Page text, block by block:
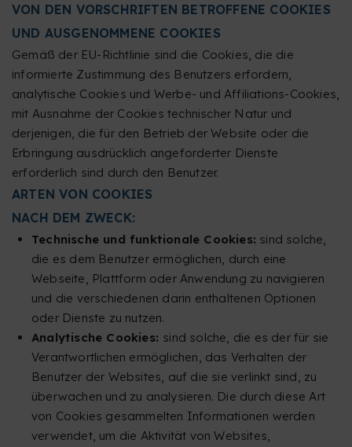
VON DEN VORSCHRIFTEN BETROFFENE COOKIES
UND AUSGENOMMENE COOKIES
Gemäß der EU-Richtlinie sind die Cookies, die die
informierte Zustimmung des Benutzers erfordern,
analytische Cookies und Werbe- und Affiliations-Cookies,
mit Ausnahme der Cookies technischer Natur und
derjenigen, die für den Betrieb der Website oder die
Erbringung ausdrücklich angeforderter Dienste
erforderlich sind durch den Benutzer.
ARTEN VON COOKIES
NACH DEM ZWECK:
Technische und funktionale Cookies: sind solche,
die es dem Benutzer ermöglichen, durch eine
Webseite, Plattform oder Anwendung zu navigieren
und die verschiedenen darin enthaltenen Optionen
oder Dienste zu nutzen.
Analytische Cookies: sind solche, die es der für sie
Verantwortlichen ermöglichen, das Verhalten der
Benutzer der Websites, auf die sie verlinkt sind, zu
überwachen und zu analysieren. Die durch diese Art
von Cookies gesammelten Informationen werden
verwendet, um die Aktivität von Websites,